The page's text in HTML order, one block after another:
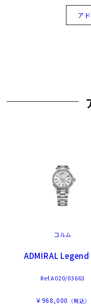
ア
コルム
ADMIRAL
Ref.A020/03663
￥968,000 （税込）